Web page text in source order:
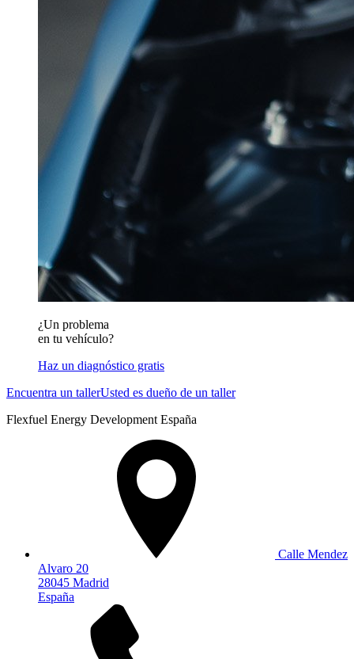
¿Un problema
en tu vehículo?
Haz un diagnóstico gratis
Encuentra un tallerUsted es dueño de un taller
Flexfuel Energy Development España
Calle Mendez
Alvaro 20
28045 Madrid
España